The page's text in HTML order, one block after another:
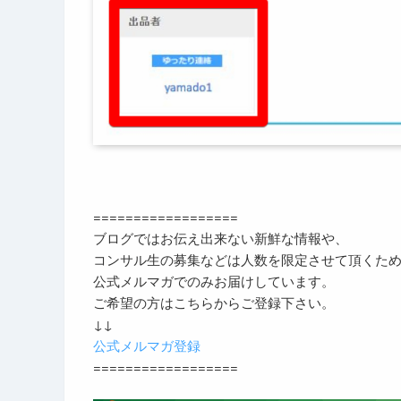
==================
ブログではお伝え出来ない新鮮な情報や、
コンサル生の募集などは人数を限定させて頂くため
公式メルマガでのみお届けしています。
ご希望の方はこちらからご登録下さい。
↓↓
公式メルマガ登録
==================